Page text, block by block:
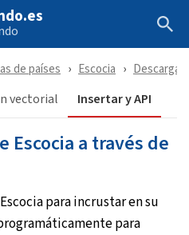
de países Escocia Descargar
vectorial Insertar y API
Escocia a través de
para incrustar en su
para